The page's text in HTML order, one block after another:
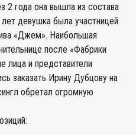
2 года она вышла из состава
девушка была участницей
«Джем». Наибольшая
после «Фабрики
лица и представители
заказать Ирину Дубцову на
обретал огромную